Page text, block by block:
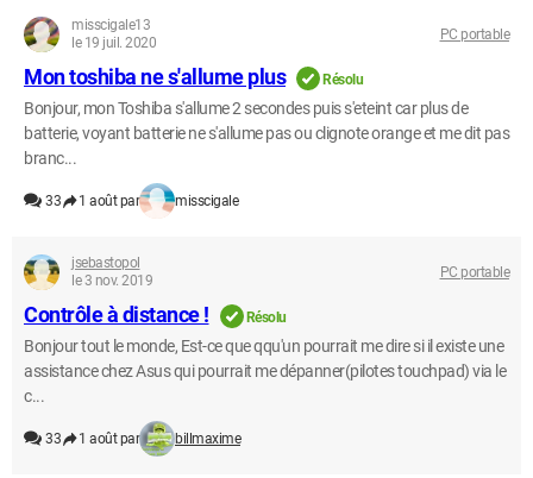
misscigale13
le 19 juil. 2020
PC portable
Mon toshiba ne s'allume plus Résolu
Bonjour, mon Toshiba s'allume 2 secondes puis s'eteint car plus de
batterie, voyant batterie ne s'allume pas ou clignote orange et me dit pas
branc...
33 1 août par misscigale
jsebastopol
le 3 nov. 2019
PC portable
Contrôle à distance ! Résolu
Bonjour tout le monde, Est-ce que qqu'un pourrait me dire si il existe une
assistance chez Asus qui pourrait me dépanner(pilotes touchpad) via le
c...
33 1 août par billmaxime